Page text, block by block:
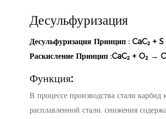
Десульфуризация
ДесульфуризацияПринцип:CaC₂ +
РаскислениеПринцип:CaC₂ + O₂ →
Функция:
В процессе производства стали карбид
расплавленной стали, снижения